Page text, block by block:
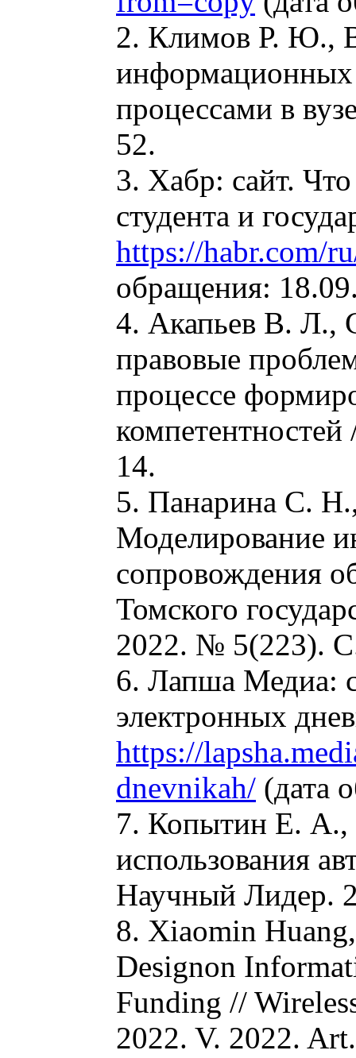
2. Климов Р. Ю.,
информационных
процессами в
52.
3. Хабр: сайт.
студента и
https://habr.com/
обращения:
4. Акапьев В. Л.,
правовые
процессе
14.
5. Панарина С.
Моделирование
сопровождения
Томского
2022. № 5(223).
6. Лапша Медиа:
электронных
https://
dnevnikah/ (дата
7. Копытин Е. А.,
использования
Научный Лидер.
8. Xiaomin
Designon
Funding //
2022. V. 2022.